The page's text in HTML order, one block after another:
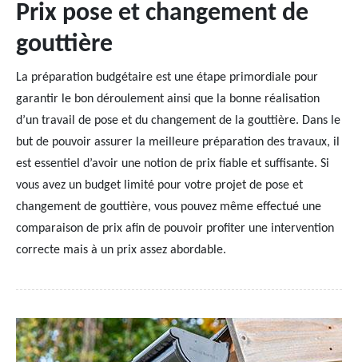
Prix pose et changement de
gouttière
La préparation budgétaire est une étape primordiale pour
garantir le bon déroulement ainsi que la bonne réalisation
d’un travail de pose et du changement de la gouttière. Dans le
but de pouvoir assurer la meilleure préparation des travaux, il
est essentiel d’avoir une notion de prix fiable et suffisante. Si
vous avez un budget limité pour votre projet de pose et
changement de gouttière, vous pouvez même effectué une
comparaison de prix afin de pouvoir profiter une intervention
correcte mais à un prix assez abordable.